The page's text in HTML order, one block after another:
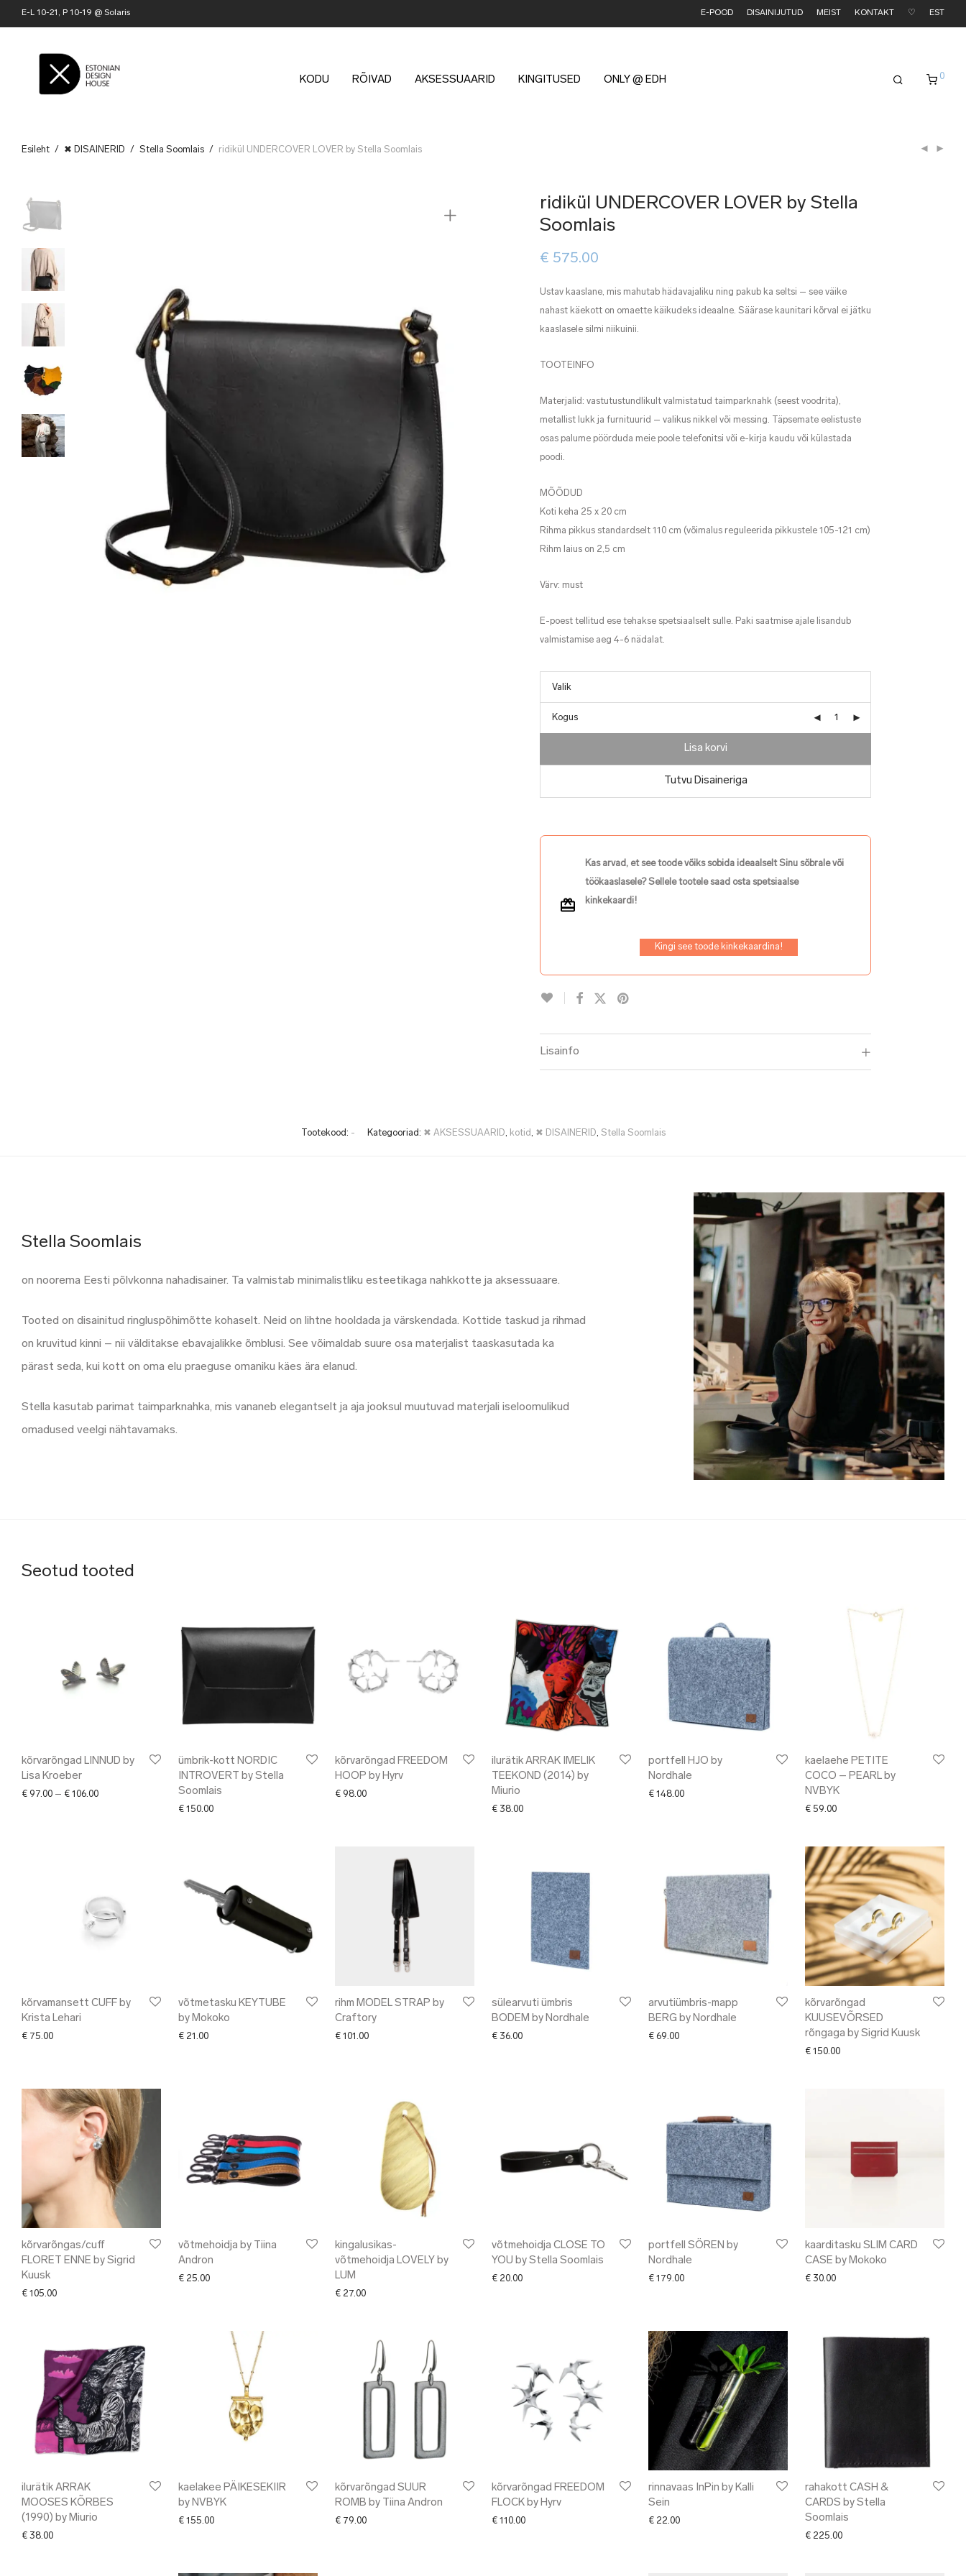
E-L 10-21, P 10-19 @ Solaris E-POOD DISAINIJUTUD MEIST KONTAKT ♡ EST
KODU RÕIVAD AKSESSUAARID KINGITUSED ONLY @ EDH 0
Esileht / ✖ DISAINERID / Stella Soomlais / ridikül UNDERCOVER LOVER by Stella Soomlais
ridikül UNDERCOVER LOVER by Stella
Soomlais
€ 575.00
Ustav kaaslane, mis mahutab hädavajaliku ning pakub ka seltsi – see väike
nahast käekott on omaette käikudeks ideaalne. Säärase kaunitari kõrval ei jätku
kaaslasele silmi niikuinii.
TOOTEINFO
Materjalid: vastutustundlikult valmistatud taimparknahk (seest voodrita),
metallist lukk ja furnituurid – valikus nikkel või messing. Täpsemate eelistuste
osas palume pöörduda meie poole telefonitsi või e-kirja kaudu või külastada
poodi.
MÕÕDUD
Koti keha 25 x 20 cm
Rihma pikkus standardselt 110 cm (võimalus reguleerida pikkustele 105-121 cm)
Rihm laius on 2,5 cm
Värv: must
E-poest tellitud ese tehakse spetsiaalselt sulle. Paki saatmise ajale lisandub
valmistamise aeg 4-6 nädalat.
Kogus
Lisa korvi
Tutvu Disaineriga
Kas arvad, et see toode võiks sobida ideaalselt Sinu sõbrale või
töökaaslasele? Sellele tootele saad osta spetsiaalse
kinkekaardi!
Kingi see toode kinkekaardina!
Lisainfo
Tootekood: - Kategooriad: ✖ AKSESSUAARID, kotid, ✖ DISAINERID, Stella Soomlais
Stella Soomlais
on noorema Eesti põlvkonna nahadisainer. Ta valmistab minimalistliku esteetikaga nahkkotte ja aksessuaare.
Tooted on disainitud ringluspõhimõtte kohaselt. Neid on lihtne hooldada ja värskendada. Kottide taskud ja rihmad
on kruvitud kinni – nii välditakse ebavajalikke õmblusi. See võimaldab suure osa materjalist taaskasutada ka
pärast seda, kui kott on oma elu praeguse omaniku käes ära elanud.
Stella kasutab parimat taimparknahka, mis vananeb elegantselt ja aja jooksul muutuvad materjali iseloomulikud
omadused veelgi nähtavamaks.
Seotud tooted
kõrvarõngad LINNUD by
Lisa Kroeber
€ 97.00 – € 106.00Price range: € 97.00 through € 106.00
ümbrik-kott NORDIC
INTROVERT by Stella
Soomlais
€ 150.00
kõrvarõngad FREEDOM
HOOP by Hyrv
€ 98.00
ilurätik ARRAK IMELIK
TEEKOND (2014) by
Miurio
€ 38.00
portfell HJO by
Nordhale
€ 148.00
kaelaehe PETITE
COCO – PEARL by
NVBYK
€ 59.00
kõrvamansett CUFF by
Krista Lehari
€ 75.00
võtmetasku KEYTUBE
by Mokoko
€ 21.00
rihm MODEL STRAP by
Craftory
€ 101.00
sülearvuti ümbris
BODEM by Nordhale
€ 36.00
arvutiümbris-mapp
BERG by Nordhale
€ 69.00
kõrvarõngad
KUUSEVÕRSED
rõngaga by Sigrid Kuusk
€ 150.00
kõrvarõngas/cuff
FLORET ENNE by Sigrid
Kuusk
€ 105.00
võtmehoidja by Tiina
Andron
€ 25.00
kingalusikas-
võtmehoidja LOVELY by
LUM
€ 27.00
võtmehoidja CLOSE TO
YOU by Stella Soomlais
€ 20.00
portfell SÖREN by
Nordhale
€ 179.00
kaarditasku SLIM CARD
CASE by Mokoko
€ 30.00
ilurätik ARRAK
MOOSES KÕRBES
(1990) by Miurio
€ 38.00
kaelakee PÄIKESEKIIR
by NVBYK
€ 155.00
kõrvarõngad SUUR
ROMB by Tiina Andron
€ 79.00
kõrvarõngad FREEDOM
FLOCK by Hyrv
€ 110.00
rinnavaas InPin by Kalli
Sein
€ 22.00
rahakott CASH &
CARDS by Stella
Soomlais
€ 225.00